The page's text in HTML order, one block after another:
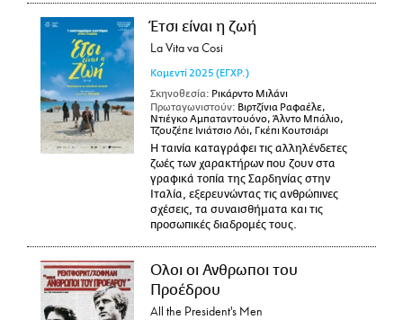
Έτσι είναι η ζωή
La Vita va Cosi
Κομεντί 2025 (ΕΓΧΡ.)
Σκηνοθεσία: Ρικάρντο Μιλάνι
Πρωταγωνιστούν: Βιρτζίνια Ραφαέλε,
Ντιέγκο Αμπαταντουόνο, Άλντο Μπάλιο,
Τζουζέπε Ινιάτσιο Λόι, Γκέπι Κουτσιάρι
Η ταινία καταγράφει τις αλληλένδετες
ζωές των χαρακτήρων που ζουν στα
γραφικά τοπία της Σαρδηνίας στην
Ιταλία, εξερευνώντας τις ανθρώπινες
σχέσεις, τα συναισθήματα και τις
προσωπικές διαδρομές τους.
Ολοι οι Ανθρωποι του
Προέδρου
All the President's Men